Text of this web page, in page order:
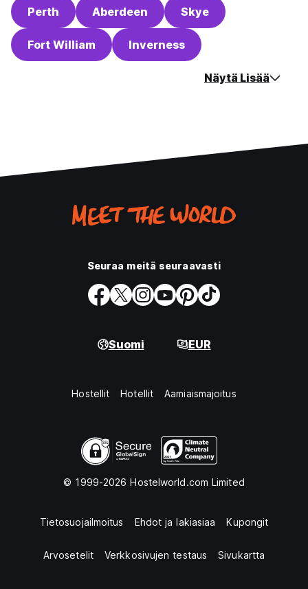
Perth Aberdeen Skye
Fort William Inverness
Näytä Lisää
Seuraa meitä seuraavasti
Suomi EUR
Hostellit Hotellit Aamiaismajoitus
© 1999-2026 Hostelworld.com Limited
Tietosuojailmoitus Ehdot ja lakiasiaa Kupongit
Arvosetelit Verkkosivujen testaus Sivukartta